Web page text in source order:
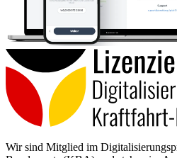
Wir sind Mitglied im